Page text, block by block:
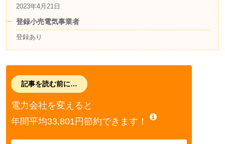
2023年4月21日
登録小売電気事業者
登録あり
記事を読む前に…
電力会社を変えると
年間平均33,801円節約できます！